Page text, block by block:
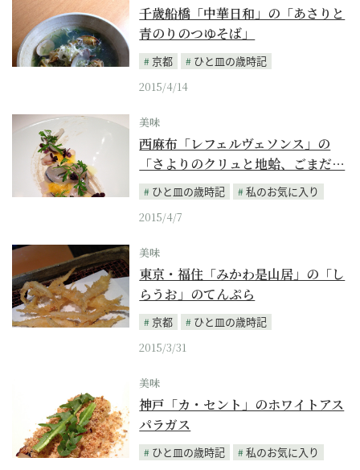
千歳船橋「中華日和」の「あさりと
青のりのつゆそば」
京都
ひと皿の歳時記
2015/4/14
美味
西麻布「レフェルヴェソンス」の
「さよりのクリュと地蛤、ごまだ…
ひと皿の歳時記
私のお気に入り
2015/4/7
美味
東京・福住「みかわ是山居」の「し
らうお」のてんぷら
京都
ひと皿の歳時記
2015/3/31
美味
神戸「カ・セント」のホワイトアス
パラガス
ひと皿の歳時記
私のお気に入り